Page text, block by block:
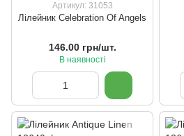
Артикул: 31053
Лілейник Celebration Of Angels
146.00 грн/шт.
В наявності